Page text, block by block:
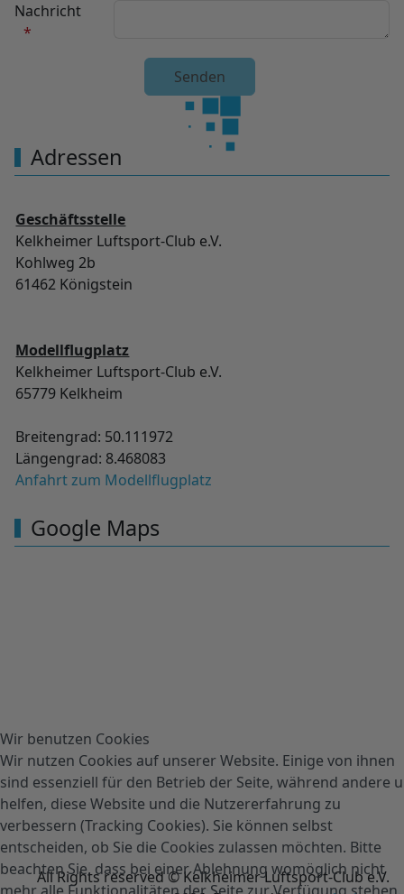
Nachricht
Unsichtbares Google Recaptcha
Adressen
Geschäftsstelle
Kelkheimer Luftsport-Club e.V.
Kohlweg 2b
61462 Königstein
Modellflugplatz
Kelkheimer Luftsport-Club e.V.
65779 Kelkheim
Breitengrad: 50.111972
Längengrad: 8.468083
Anfahrt zum Modellflugplatz
Google Maps
All Rights reserved © Kelkheimer Luftsport-Club e.V.
Wir benutzen Cookies
Wir nutzen Cookies auf unserer Website. Einige von ihnen
sind essenziell für den Betrieb der Seite, während andere
helfen, diese Website und die Nutzererfahrung zu
verbessern (Tracking Cookies). Sie können selbst
entscheiden, ob Sie die Cookies zulassen möchten. Bitte
beachten Sie, dass bei einer Ablehnung womöglich nicht